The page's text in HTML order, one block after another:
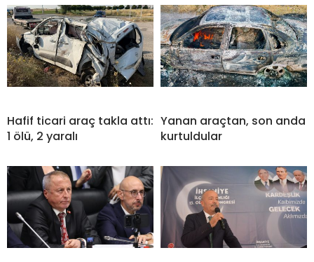
Hafif ticari araç takla attı:
1 ölü, 2 yaralı
Yanan araçtan, son anda
kurtuldular